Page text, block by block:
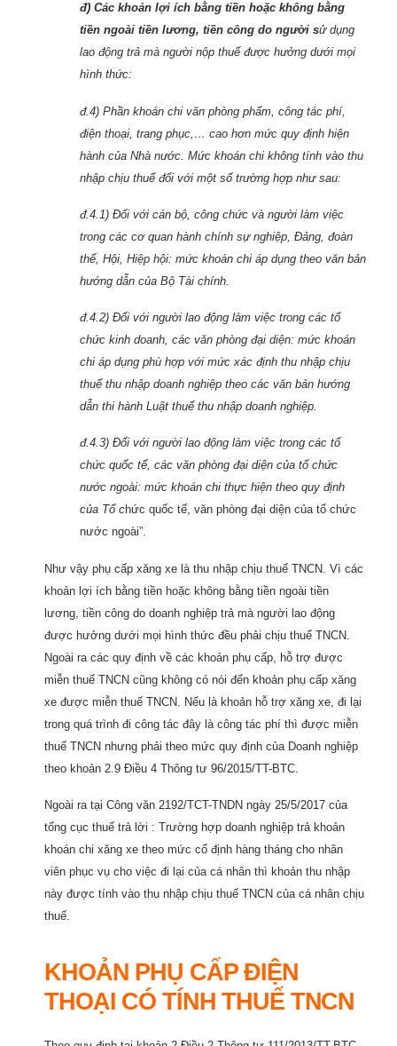
đ) Các khoản lợi ích bằng tiền hoặc không bằng
tiền ngoài tiền lương, tiền công do người sử dụng
lao động trả mà người nộp thuế được hưởng dưới mọi
hình thức:
đ.4) Phần khoán chi văn phòng phẩm, công tác phí,
điện thoại, trang phục,… cao hơn mức quy định hiện
hành của Nhà nước. Mức khoán chi không tính vào thu
nhập chịu thuế đối với một số trường hợp như sau:
đ.4.1) Đối với cán bộ, công chức và người làm việc
trong các cơ quan hành chính sự nghiệp, Đảng, đoàn
thể, Hội, Hiệp hội: mức khoán chi áp dụng theo văn bản
hướng dẫn của Bộ Tài chính.
đ.4.2) Đối với người lao động làm việc trong các tổ
chức kinh doanh, các văn phòng đại diện: mức khoán
chi áp dụng phù hợp với mức xác định thu nhập chịu
thuế thu nhập doanh nghiệp theo các văn bản hướng
dẫn thi hành Luật thuế thu nhập doanh nghiệp.
đ.4.3) Đối với người lao động làm việc trong các tổ
chức quốc tế, các văn phòng đại diện của tổ chức
nước ngoài: mức khoán chi thực hiện theo quy định
của Tổ chức quốc tế, văn phòng đại diện của tổ chức
nước ngoài”.
Như vậy phụ cấp xăng xe là thu nhập chịu thuế TNCN. Vì các
khoản lợi ích bằng tiền hoặc không bằng tiền ngoài tiền
lương, tiền công do doanh nghiệp trả mà người lao động
được hưởng dưới mọi hình thức đều phải chịu thuế TNCN.
Ngoài ra các quy định về các khoản phụ cấp, hỗ trợ được
miễn thuế TNCN cũng không có nói đến khoản phụ cấp xăng
xe được miễn thuế TNCN. Nếu là khoản hỗ trợ xăng xe, đi lại
trong quá trình đi công tác đây là công tác phí thì được miễn
thuế TNCN nhưng phải theo mức quy định của Doanh nghiệp
theo khoản 2.9 Điều 4 Thông tư 96/2015/TT-BTC.
Ngoài ra tại Công văn 2192/TCT-TNDN ngày 25/5/2017 của
tổng cục thuế trả lời : Trường hợp doanh nghiệp trả khoản
khoán chi xăng xe theo mức cố định hàng tháng cho nhân
viên phục vụ cho việc đi lại của cá nhân thì khoản thu nhập
này được tính vào thu nhập chịu thuế TNCN của cá nhân chịu
thuế.
KHOẢN PHỤ CẤP ĐIỆN
THOẠI CÓ TÍNH THUẾ TNCN